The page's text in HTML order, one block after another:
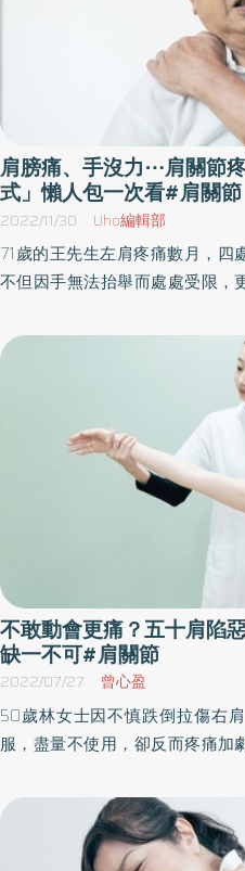
肩膀痛、手沒力⋯肩關節
式」懶人包一次看#肩關節
2022/11/30 Uho編輯部
71歲的王先生左肩疼痛數月，
不但因手無法抬舉而處處受限，
重斷裂，造成肩關節嚴重退化。
術治療之並搭配復健，術後兩
降低，生活品質也獲得顯著改善。
不敢動會更痛？五十肩陷
缺一不可#肩關節
2022/07/27 曾心盈
50歲林女士因不慎跌倒拉傷右
服，盡量不使用，卻反而疼痛加
善。經新竹台大分院生醫醫院竹
查及超音波即時診斷後，發現
俗稱「五十肩」。